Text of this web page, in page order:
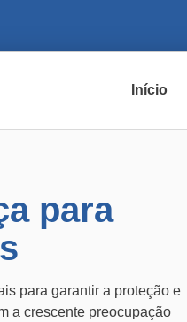
Início
para
para garantir a proteção e
a crescente preocupação